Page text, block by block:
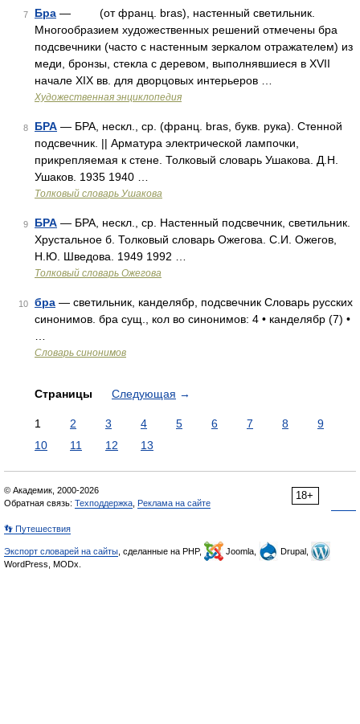
7 Бра — (от франц. bras), настенный светильник.
Многообразием художественных решений отмечены бра
подсвечники (часто с настенным зеркалом отражателем) из
меди, бронзы, стекла с деревом, выполнявшиеся в XVII
начале XIX вв. для дворцовых интерьеров …
Художественная энциклопедия
8 БРА — БРА, нескл., ср. (франц. bras, букв. рука). Стенной
подсвечник. || Арматура электрической лампочки,
прикрепляемая к стене. Толковый словарь Ушакова. Д.Н.
Ушаков. 1935 1940 …
Толковый словарь Ушакова
9 БРА — БРА, нескл., ср. Настенный подсвечник, светильник.
Хрустальное б. Толковый словарь Ожегова. С.И. Ожегов,
Н.Ю. Шведова. 1949 1992 …
Толковый словарь Ожегова
10 бра — светильник, канделябр, подсвечник Словарь русских
синонимов. бра сущ., кол во синонимов: 4 • канделябр (7) •
Словарь синонимов
Страницы Следующая →
1 2 3 4 5 6 7 8
9
10
11 12 13
18+
© Академик, 2000-2026
Обратная связь: Техподдержка Реклама на сайте
👣 Путешествия
Экспорт словарей на сайты , сделанные на PHP, Joomla,
Drupal,
WordPress, MODx.